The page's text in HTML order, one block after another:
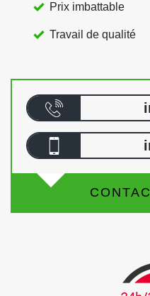
Prix imbattable
Travail de qualité